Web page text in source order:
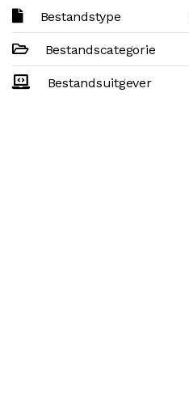
Bestandstype
Bestandscategorie
Bestandsuitgever